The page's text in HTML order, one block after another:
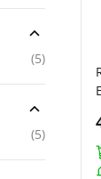
(5)
(5)